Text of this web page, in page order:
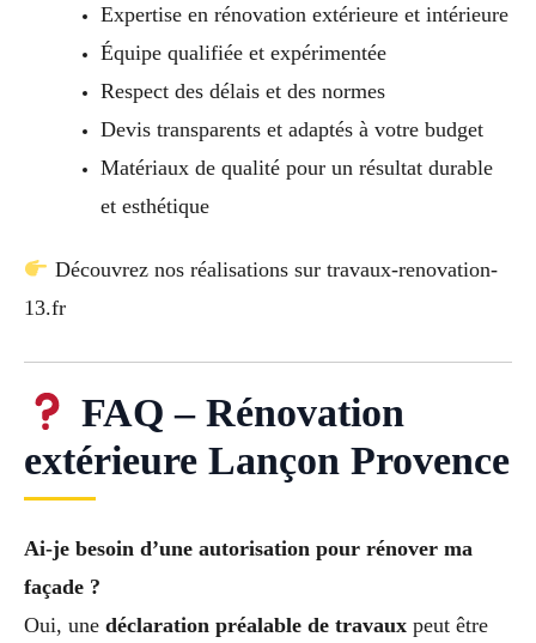
Expertise en rénovation extérieure et intérieure
Équipe qualifiée et expérimentée
Respect des délais et des normes
Devis transparents et adaptés à votre budget
Matériaux de qualité pour un résultat durable
et esthétique
Découvrez nos réalisations sur travaux-renovation-
13.fr
FAQ – Rénovation
extérieure Lançon Provence
Ai-je besoin d’une autorisation pour rénover ma
façade ?
Oui, une déclaration préalable de travaux peut être